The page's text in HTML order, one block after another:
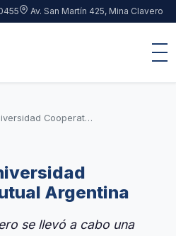
Av. San Martín 425, Mina Clavero
Avances de la Universidad Cooperativa y Mutual Argentina
Argentina
se llevó a cabo una